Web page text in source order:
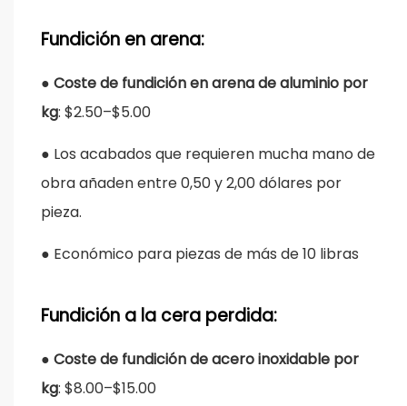
Fundición en arena:
● Coste de fundición en arena de aluminio por
kg: $2.50–$5.00
● Los acabados que requieren mucha mano de
obra añaden entre 0,50 y 2,00 dólares por
pieza.
● Económico para piezas de más de 10 libras
Fundición a la cera perdida:
● Coste de fundición de acero inoxidable por
kg: $8.00–$15.00